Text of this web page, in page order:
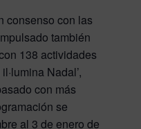
consenso con las
también
138 actividades
Nadal’,
con más
se
al 3 de enero de